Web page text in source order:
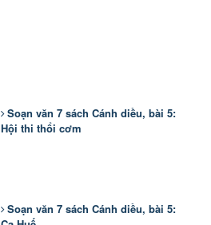
Soạn văn 7 sách Cánh diều, bài 5:
Hội thi thổi cơm
Soạn văn 7 sách Cánh diều, bài 5: